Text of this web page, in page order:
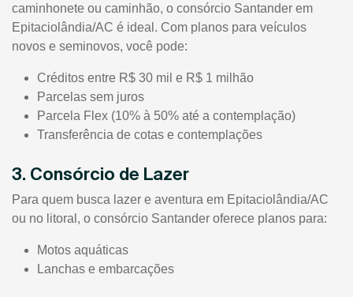
caminhonete ou caminhão, o consórcio Santander em
Epitaciolândia/AC é ideal. Com planos para veículos
novos e seminovos, você pode:
Créditos entre R$ 30 mil e R$ 1 milhão
Parcelas sem juros
Parcela Flex (10% à 50% até a contemplação)
Transferência de cotas e contemplações
3. Consórcio de Lazer
Para quem busca lazer e aventura em Epitaciolândia/AC
ou no litoral, o consórcio Santander oferece planos para:
Motos aquáticas
Lanchas e embarcações